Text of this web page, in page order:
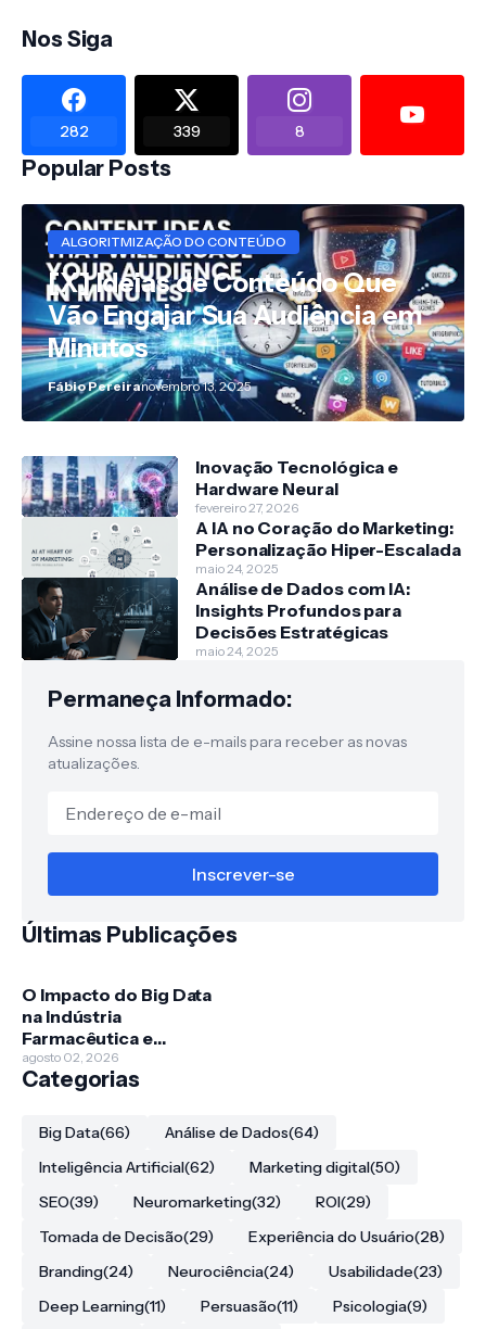
Nos Siga
282 339 8
Popular Posts
ALGORITMIZAÇÃO DO CONTEÚDO
[X] Ideias de Conteúdo Que
Vão Engajar Sua Audiência em
Minutos
Fábio Pereiranovembro 13, 2025
Inovação Tecnológica e
Hardware Neural
fevereiro 27, 2026
A IA no Coração do Marketing:
Personalização Hiper-Escalada
maio 24, 2025
Análise de Dados com IA:
Insights Profundos para
Decisões Estratégicas
maio 24, 2025
Permaneça Informado:
Assine nossa lista de e-mails para receber as novas
atualizações.
Últimas Publicações
O Impacto do Big Data
na Indústria
Farmacêutica e
Descoberta de
Fármacos
agosto 02, 2026
Categorias
Big Data(66) Análise de Dados(64)
Inteligência Artificial(62) Marketing digital(50)
SEO(39) Neuromarketing(32) ROI(29)
Tomada de Decisão(29) Experiência do Usuário(28)
Branding(24) Neurociência(24) Usabilidade(23)
Deep Learning(11) Persuasão(11) Psicologia(9)